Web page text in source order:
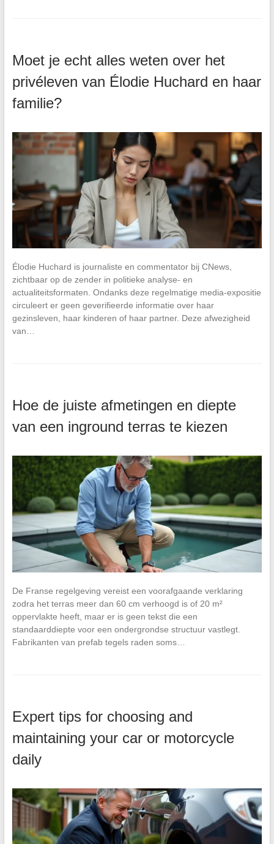
Moet je echt alles weten over het
privéleven van Élodie Huchard en haar
familie?
Élodie Huchard is journaliste en commentator bij CNews,
zichtbaar op de zender in politieke analyse- en
actualiteitsformaten. Ondanks deze regelmatige media-expositie
circuleert er geen geverifieerde informatie over haar
gezinsleven, haar kinderen of haar partner. Deze afwezigheid
van…
Hoe de juiste afmetingen en diepte
van een inground terras te kiezen
De Franse regelgeving vereist een voorafgaande verklaring
zodra het terras meer dan 60 cm verhoogd is of 20 m²
oppervlakte heeft, maar er is geen tekst die een
standaarddiepte voor een ondergrondse structuur vastlegt.
Fabrikanten van prefab tegels raden soms…
Expert tips for choosing and
maintaining your car or motorcycle
daily